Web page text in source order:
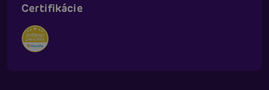
Certifikácie